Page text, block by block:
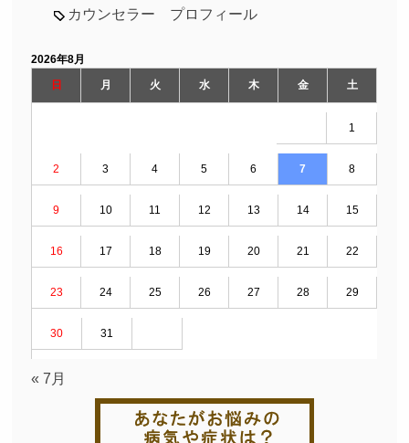
カウンセラー プロフィール
2026年8月
日
月 火 水 木 金 土
1
2 3 4 5 6 7 8
9 10 11 12 13 14 15
16 17 18 19 20 21 22
23 24 25 26 27 28 29
30 31
« 7月